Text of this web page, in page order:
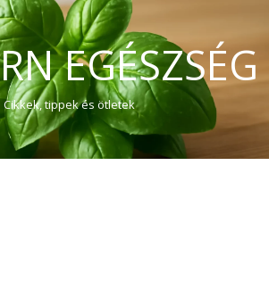
EGÉSZSÉG
Cikkek, tippek és ötletek